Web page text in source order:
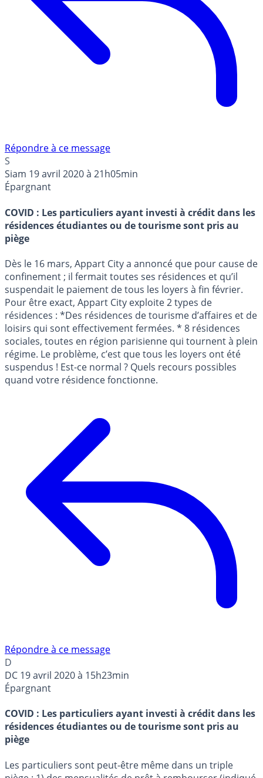
Répondre à ce message
S
Siam 19 avril 2020 à 21h05min
Épargnant
COVID : Les particuliers ayant investi à crédit dans les
résidences étudiantes ou de tourisme sont pris au
piège
Dès le 16 mars, Appart City a annoncé que pour cause de
confinement ; il fermait toutes ses résidences et qu’il
suspendait le paiement de tous les loyers à fin février.
Pour être exact, Appart City exploite 2 types de
résidences : *Des résidences de tourisme d’affaires et de
loisirs qui sont effectivement fermées. * 8 résidences
sociales, toutes en région parisienne qui tournent à plein
régime. Le problème, c’est que tous les loyers ont été
suspendus ! Est-ce normal ? Quels recours possibles
quand votre résidence fonctionne.
Répondre à ce message
D
DC 19 avril 2020 à 15h23min
Épargnant
COVID : Les particuliers ayant investi à crédit dans les
résidences étudiantes ou de tourisme sont pris au
piège
Les particuliers sont peut-être même dans un triple